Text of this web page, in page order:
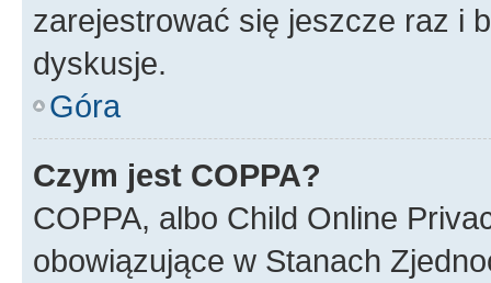
zarejestrować się jeszcze raz i
dyskusje.
Góra
Czym jest COPPA?
COPPA, albo Child Online
obowiązujące w Stanach